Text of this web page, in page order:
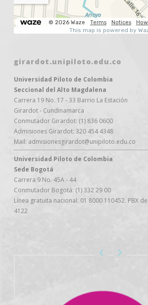
girardot.unipiloto.edu.co
Universidad Piloto de Colombia
Seccional del Alto Magdalena
Carrera 19 No. 17 - 33 Barrio La Estación
Girardot - Cundinamarca
Conmutador Girardot: (1) 836 0600
Admisiones Girardot: 320 454 4348
Mail: admisionesgirardot@unipiloto.edu.co
Universidad Piloto de Colombia
Sede Bogotá
Carrera 9 No. 45A - 44
Conmutador Bogotá: (1) 332 29 00
Línea gratuita nacional: 01 8000 110452. PBX
4122